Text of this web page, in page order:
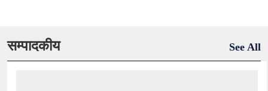
सम्पादकीय See All